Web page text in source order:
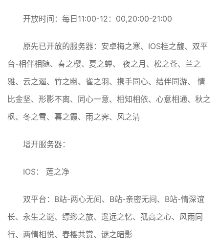
开放时间：每日11:00-12：00,20:00-21:00
原先已开放的服务器：安卓梅之寒、IOS桂之馥、双平
台-相伴相随、春之樱、夏之蝉、 夜之月、松之苍、兰之
雅、云之遏、竹之幽、雀之羽、携手同心、结伴同游、 情
比金坚、形影不离、同心一意、相知相依、心意相通、秋之
枫、冬之雪、暮之霞、雨之霁、风之清
增开服务器：
IOS： 莲之净
双平台：B站-两心无间、B站-亲密无间、B站-情深谊
长、永生之谜、缥缈之旅、遥远之忆、孤高之心、风雨同
行、两情相悦、春樱共赏、谜之暗影